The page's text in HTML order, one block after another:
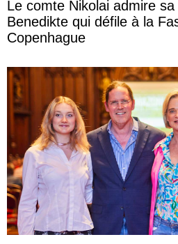
Le comte Nikolai admire
Benedikte qui défile à la
Copenhague